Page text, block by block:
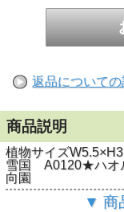
返品について
商品説明
植物サイズ
雪国 A0120★ハオ
向園
▼ 商